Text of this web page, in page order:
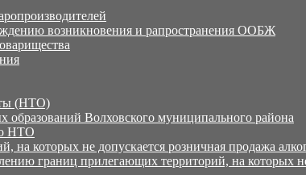
возникновения и рапространения ООБЖ
(НТО)
Волховского муниципального района
НТО
на которых не допускается розничная продажа
границ прилегающих территорий, на которых